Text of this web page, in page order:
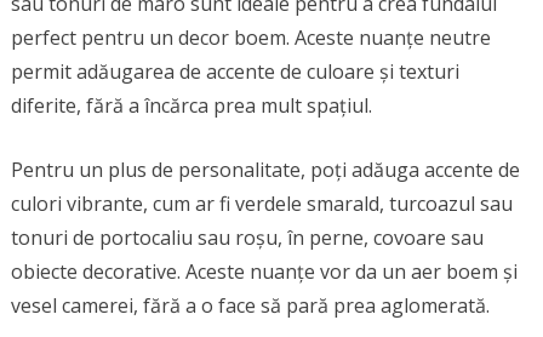
perfect pentru un decor boem. Aceste nuanțe neutre
permit adăugarea de accente de culoare și texturi
diferite, fără a încărca prea mult spațiul.
Pentru un plus de personalitate, poți adăuga accente de
culori vibrante, cum ar fi verdele smarald, turcoazul sau
tonuri de portocaliu sau roșu, în perne, covoare sau
obiecte decorative. Aceste nuanțe vor da un aer boem și
vesel camerei, fără a o face să pară prea aglomerată.